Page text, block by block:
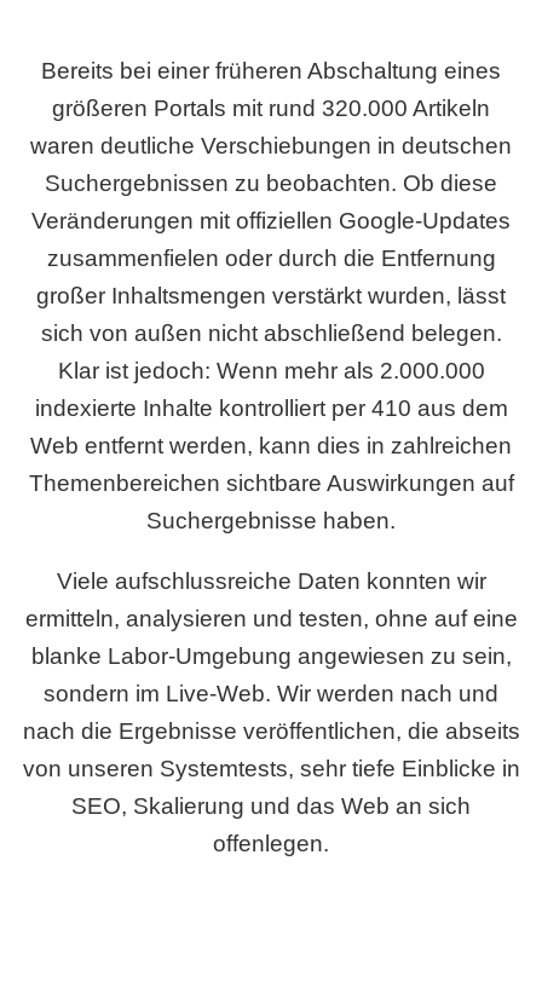
Bereits bei einer früheren Abschaltung eines
größeren Portals mit rund 320.000 Artikeln
waren deutliche Verschiebungen in deutschen
Suchergebnissen zu beobachten. Ob diese
Veränderungen mit offiziellen Google-Updates
zusammenfielen oder durch die Entfernung
großer Inhaltsmengen verstärkt wurden, lässt
sich von außen nicht abschließend belegen.
Klar ist jedoch: Wenn mehr als 2.000.000
indexierte Inhalte kontrolliert per 410 aus dem
Web entfernt werden, kann dies in zahlreichen
Themenbereichen sichtbare Auswirkungen auf
Suchergebnisse haben.
Viele aufschlussreiche Daten konnten wir
ermitteln, analysieren und testen, ohne auf eine
blanke Labor-Umgebung angewiesen zu sein,
sondern im Live-Web. Wir werden nach und
nach die Ergebnisse veröffentlichen, die abseits
von unseren Systemtests, sehr tiefe Einblicke in
SEO, Skalierung und das Web an sich
offenlegen.